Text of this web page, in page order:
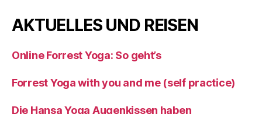
AKTUELLES UND REISEN
Online Forrest Yoga: So geht’s
Forrest Yoga with you and me (self practice)
Die Hansa Yoga Augenkissen haben